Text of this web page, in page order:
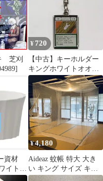
芝刈
¥ 720
【中古】キーホルダー
キングホワイトオオク
ワガタ
「HUNTER×HUNTER
メタルキーホルダーコ
レクション G・Iカー
ド」 冨樫義博展 -
PUZZLE-グッズ
資材
イト
¥4,180
Aideaz 蚊帳 特大 大き
い キング サイズ キャ
ンプ アウトドア ベビー